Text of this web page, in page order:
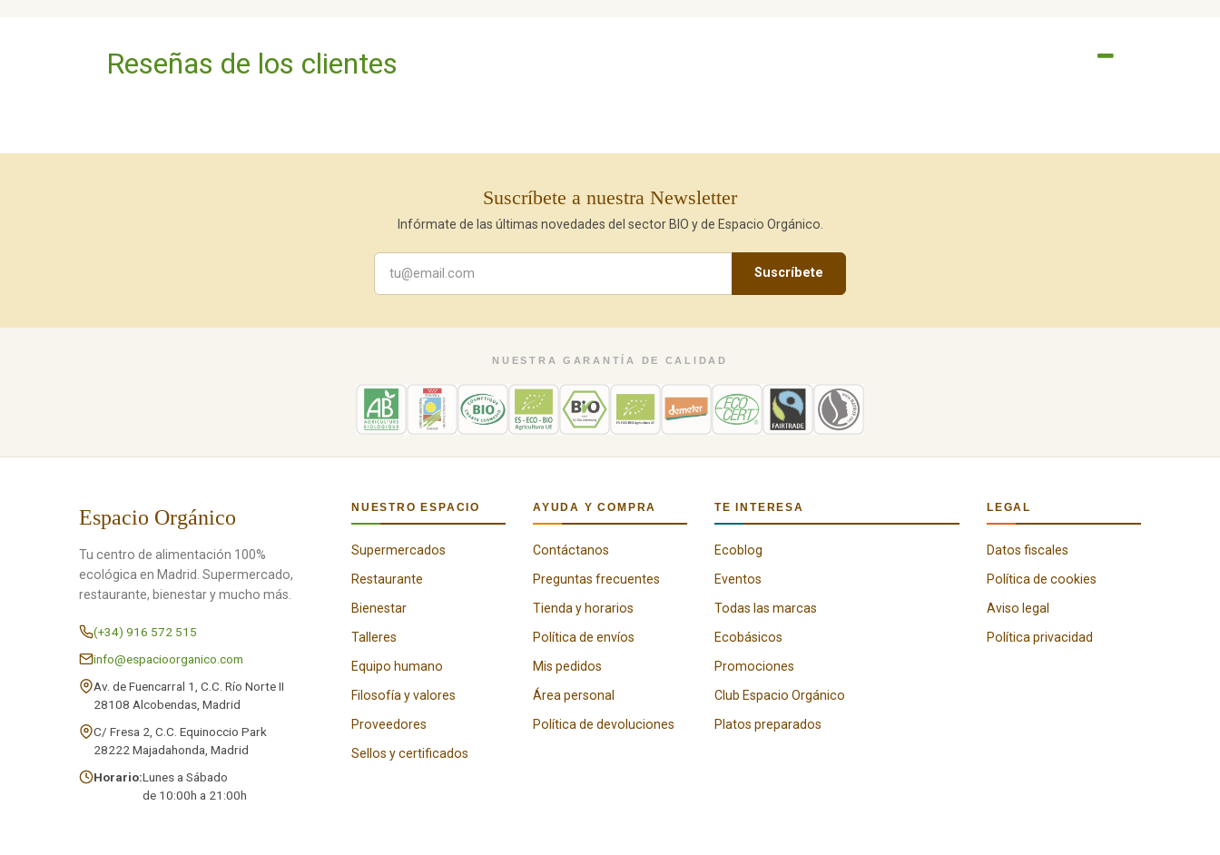
Reseñas de los clientes
Suscríbete a nuestra Newsletter
Infórmate de las últimas novedades del sector BIO y de Espacio Orgánico.
Suscríbete
NUESTRA GARANTÍA DE CALIDAD
Espacio Orgánico
Tu centro de alimentación 100%
ecológica en Madrid. Supermercado,
restaurante, bienestar y mucho más.
(+34) 916 572 515
info@espacioorganico.com
Av. de Fuencarral 1, C.C. Río Norte II
28108 Alcobendas, Madrid
C/ Fresa 2, C.C. Equinoccio Park
28222 Majadahonda, Madrid
Horario:Lunes a Sábado
de 10:00h a 21:00h
NUESTRO ESPACIO
Supermercados
Restaurante
Bienestar
Talleres
Equipo humano
Filosofía y valores
Proveedores
Sellos y certificados
AYUDA Y COMPRA
Contáctanos
Preguntas frecuentes
Tienda y horarios
Política de envíos
Mis pedidos
Área personal
Política de devoluciones
TE INTERESA
Ecoblog
Eventos
Todas las marcas
Ecobásicos
Promociones
Club Espacio Orgánico
Platos preparados
LEGAL
Datos fiscales
Política de cookies
Aviso legal
Política privacidad